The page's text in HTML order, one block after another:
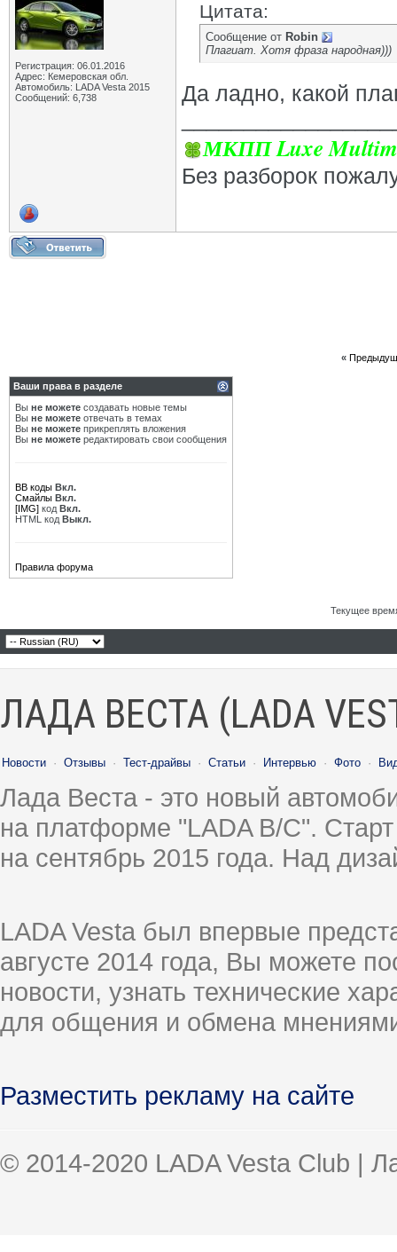
Регистрация: 06.01.2016
Адрес: Кемеровская обл.
Автомобиль: LADA Vesta 2015
Сообщений: 6,738
Цитата:
Сообщение от Robin
Плагиат. Хотя фраза народная)))
Да ладно, какой
МКПП Luxe
Без разборок
«
Ваши права в разделе
Вы не можете создавать новые темы
Вы не можете отвечать в темах
Вы не можете прикреплять вложения
Вы не можете редактировать свои сообщения
BB коды Вкл.
Смайлы Вкл.
[IMG] код Вкл.
HTML код Выкл.
Правила форума
Текущее
ЛАДА ВЕСТА (LADA
Новости · Отзывы · Тест-драйвы · Статьи · Интервью · Фото ·
Лада Веста - это новый
на платформе "LADA B/C".
на сентябрь 2015 года. Над
LADA Vesta был впервые
августе 2014 года, Вы можете
новости, узнать технические
для общения и обмена
Разместить рекламу на сайте
© 2014-2020 LADA Vesta Club |